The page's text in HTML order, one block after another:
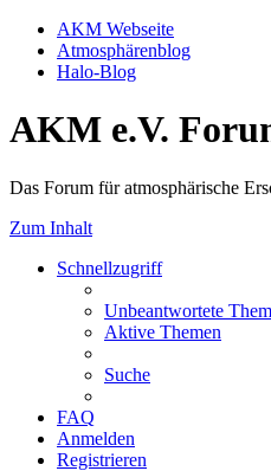
AKM Webseite
Atmosphärenblog
Halo-Blog
AKM e.V.
Das Forum für atmosphärische
Zum Inhalt
Schnellzugriff
Unbeantwortete
Aktive Themen
Suche
FAQ
Anmelden
Registrieren